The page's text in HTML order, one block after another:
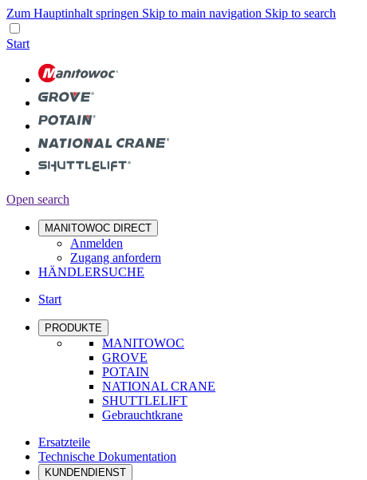
Zum Hauptinhalt springen Skip to main navigation Skip to search
Start
Open search
MANITOWOC DIRECT
Anmelden
Zugang anfordern
HÄNDLERSUCHE
Start
PRODUKTE
MANITOWOC
GROVE
POTAIN
NATIONAL CRANE
SHUTTLELIFT
Gebrauchtkrane
Ersatzteile
Technische Dokumentation
KUNDENDIENST